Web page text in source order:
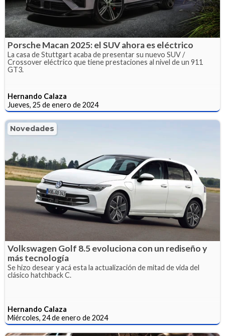
Porsche Macan 2025: el SUV ahora es eléctrico
La casa de Stuttgart acaba de presentar su nuevo SUV /
Crossover eléctrico que tiene prestaciones al nivel de un 911
GT3.
Hernando Calaza
Jueves, 25 de enero de 2024
Novedades
Volkswagen Golf 8.5 evoluciona con un rediseño y
más tecnología
Se hizo desear y acá esta la actualización de mitad de vida del
clásico hatchback C.
Hernando Calaza
Miércoles, 24 de enero de 2024